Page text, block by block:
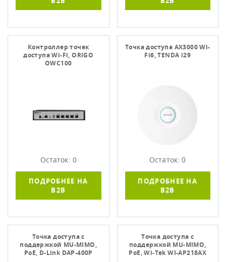
Контроллер точек
доступа Wi-Fi, ORIGO
OWC100
Остаток: 0
ПОДРОБНЕЕ НА
B2B
Точка доступа AX3000 Wi-
Fi6, TENDA i29
Остаток: 0
ПОДРОБНЕЕ НА
B2B
Точка доступа c
поддержкой MU-MIMO,
PoE, D-Link DAP-400P
Точка доступа c
поддержкой MU-MIMO,
PoE, Wi-Tek WI-AP218AX